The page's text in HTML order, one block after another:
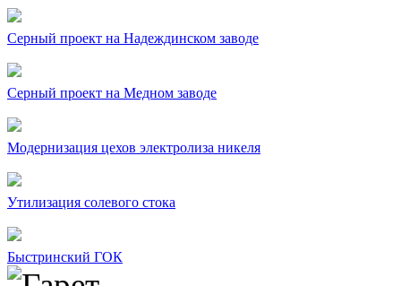
Серный проект на Надеждинском заводе
Серный проект на Медном заводе
Модернизация цехов электролиза никеля
Утилизация солевого стока
Быстринский ГОК